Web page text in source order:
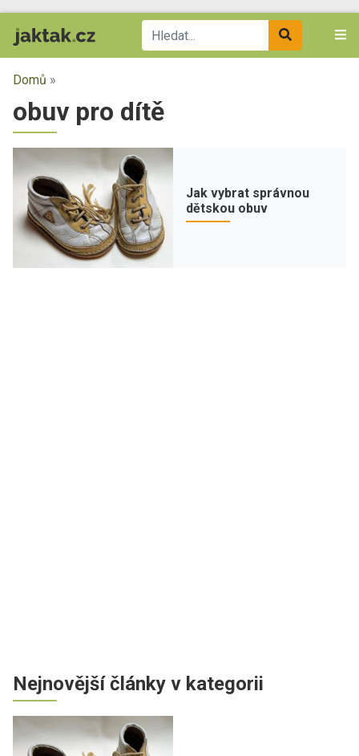
Domů »
obuv pro dítě
Jak vybrat správnou
dětskou obuv
Nejnovější články v kategorii